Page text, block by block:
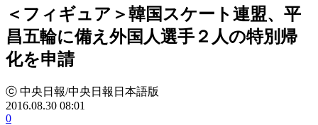
＜フィギュア＞韓国スケート連盟、平
昌五輪に備え外国人選手２人の特別帰
化を申請
ⓒ 中央日報/中央日報日本語版
2016.08.30 08:01
0